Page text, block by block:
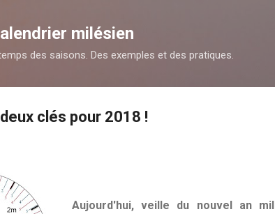
milésien
des saisons. Des exemples et des pratiques.
clés pour 2018 !
Aujourd'hui, veille du nouvel an